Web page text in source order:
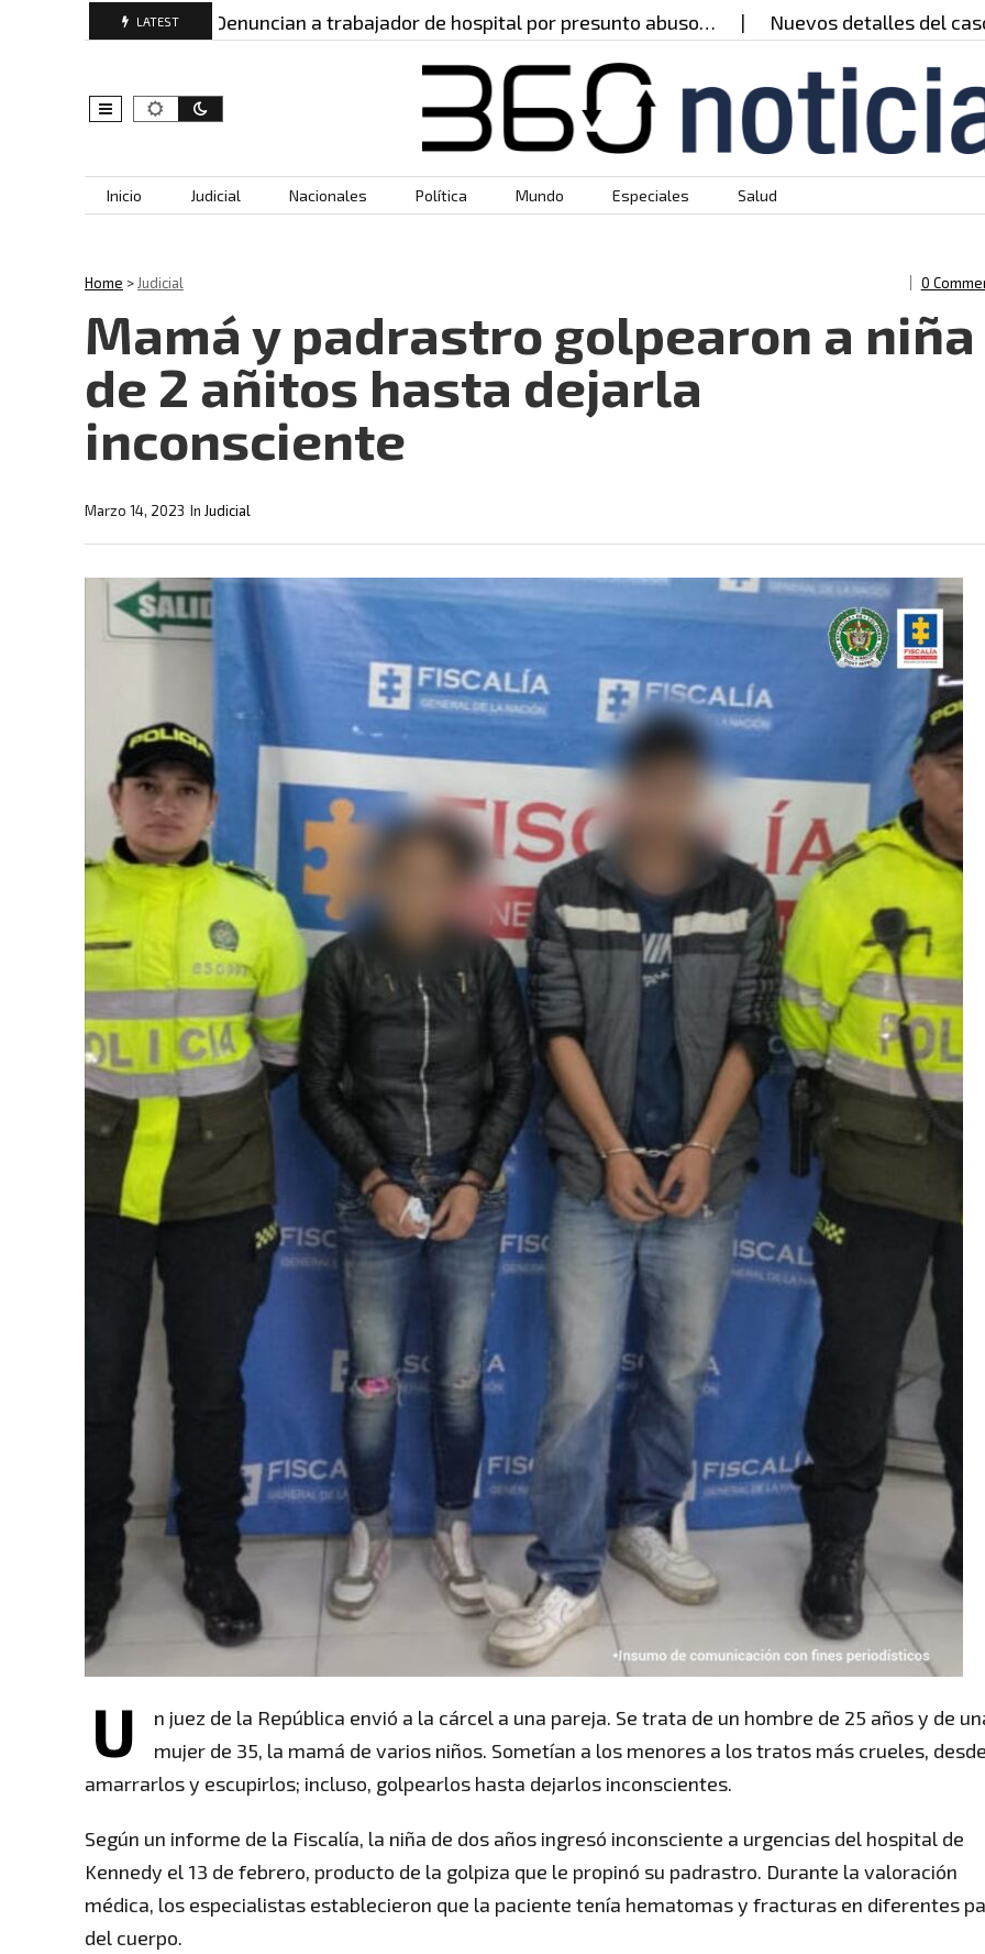
LATEST
Denuncian a trabajador de hospital por presunto abuso… Nuevos detalles del caso del
Skip to content
Inicio Judicial Nacionales Política Mundo Especiales Salud
Home >Judicial 0
Mamá y padrastro golpearon a niña
de 2 añitos hasta dejarla
inconsciente
In Judicial
Marzo 14, 2023
U
n juez de la República envió a la cárcel a una pareja. Se trata de un hombre de 25 años y de
mujer de 35, la mamá de varios niños. Sometían a los menores a los tratos más crueles, desde
amarrarlos y escupirlos; incluso, golpearlos hasta dejarlos inconscientes.
Según un informe de la Fiscalía, la niña de dos años ingresó inconsciente a urgencias del hospital de
Kennedy el 13 de febrero, producto de la golpiza que le propinó su padrastro. Durante la valoración
médica, los especialistas establecieron que la paciente tenía hematomas y fracturas en diferentes
del cuerpo.